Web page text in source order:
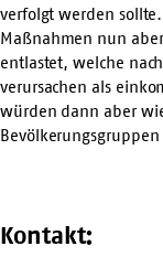
verfolgt werden
Maßnahmen nun
entlastet, welche
verursachen als
würden dann aber
Kontakt: